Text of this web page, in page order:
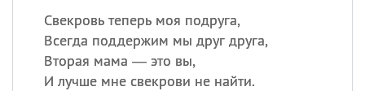
Свекровь теперь моя подруга,
Всегда поддержим мы друг друга,
Вторая мама — это вы,
И лучше мне свекрови не найти.
ИМЕНА
Сегодня празднуют именины